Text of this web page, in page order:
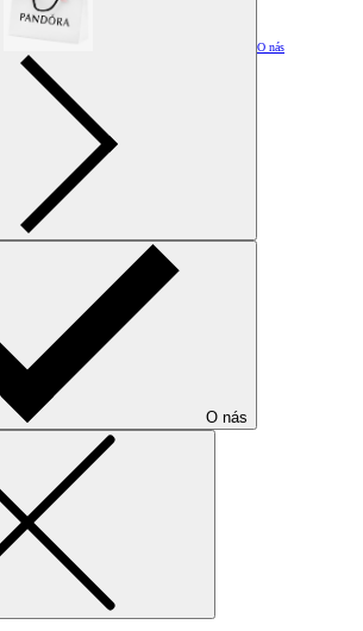
O nás
O nás